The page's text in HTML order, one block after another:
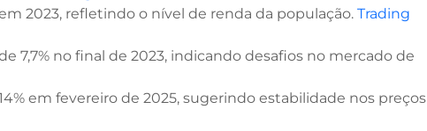
2023, refletindo o nível de renda da população. Trading
7,7% no final de 2023, indicando desafios no mercado de
em fevereiro de 2025, sugerindo estabilidade nos preços